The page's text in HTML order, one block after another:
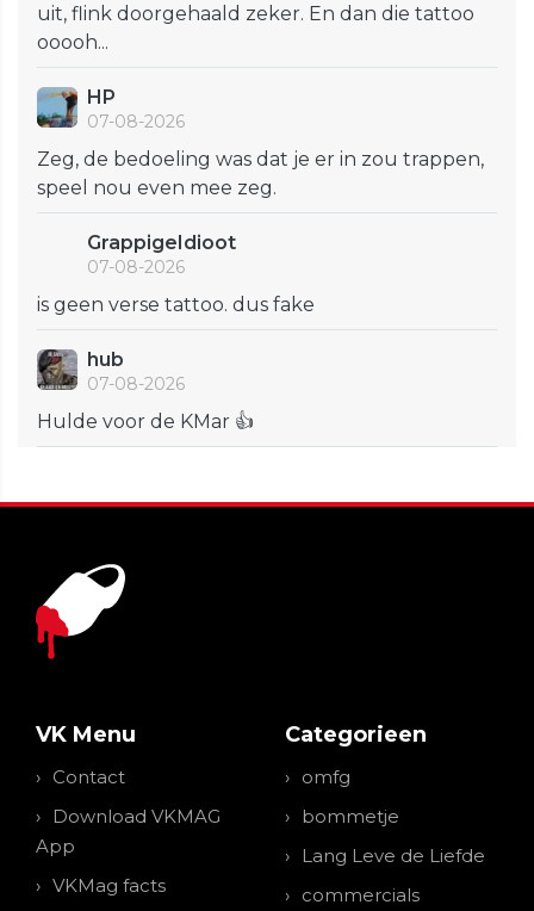
uit, flink doorgehaald zeker. En dan die tattoo
ooooh...
HP
07-08-2026
Zeg, de bedoeling was dat je er in zou trappen,
speel nou even mee zeg.
GrappigeIdioot
07-08-2026
is geen verse tattoo. dus fake
hub
07-08-2026
Hulde voor de KMar 👍
VK Menu
Contact
Download VKMAG
App
VKMag facts
Categorieen
omfg
bommetje
Lang Leve de Liefde
commercials